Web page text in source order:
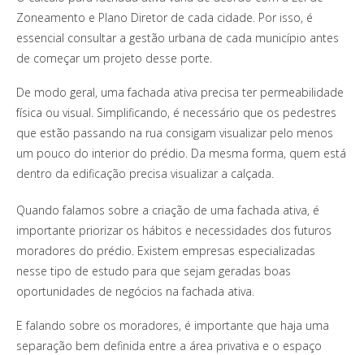
Zoneamento e Plano Diretor de cada cidade. Por isso, é
essencial consultar a gestão urbana de cada município antes
de começar um projeto desse porte.
De modo geral, uma fachada ativa precisa ter permeabilidade
física ou visual. Simplificando, é necessário que os pedestres
que estão passando na rua consigam visualizar pelo menos
um pouco do interior do prédio. Da mesma forma, quem está
dentro da edificação precisa visualizar a calçada.
Quando falamos sobre a criação de uma fachada ativa, é
importante priorizar os hábitos e necessidades dos futuros
moradores do prédio. Existem empresas especializadas
nesse tipo de estudo para que sejam geradas boas
oportunidades de negócios na fachada ativa.
E falando sobre os moradores, é importante que haja uma
separação bem definida entre a área privativa e o espaço